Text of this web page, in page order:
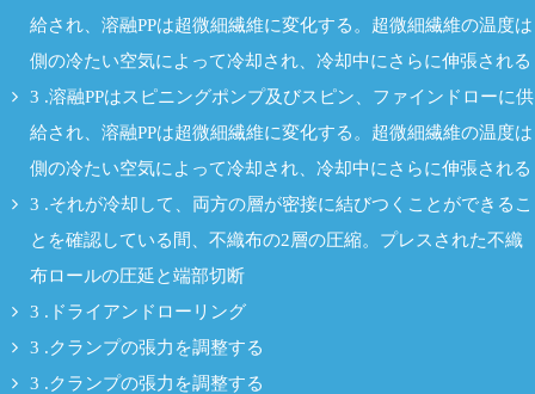
給され、溶融PPは超微細繊維に変化する。超微細繊維の温度は
側の冷たい空気によって冷却され、冷却中にさらに伸張される
3 .溶融PPはスピニングポンプ及びスピン、ファインドローに供
給され、溶融PPは超微細繊維に変化する。超微細繊維の温度は
側の冷たい空気によって冷却され、冷却中にさらに伸張される
3 .それが冷却して、両方の層が密接に結びつくことができるこ
とを確認している間、不織布の2層の圧縮。プレスされた不織
布ロールの圧延と端部切断
3 .ドライアンドローリング
3 .クランプの張力を調整する
3 .クランプの張力を調整する